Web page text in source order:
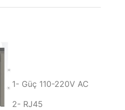
1- Güç 110-220V AC
2- RJ45